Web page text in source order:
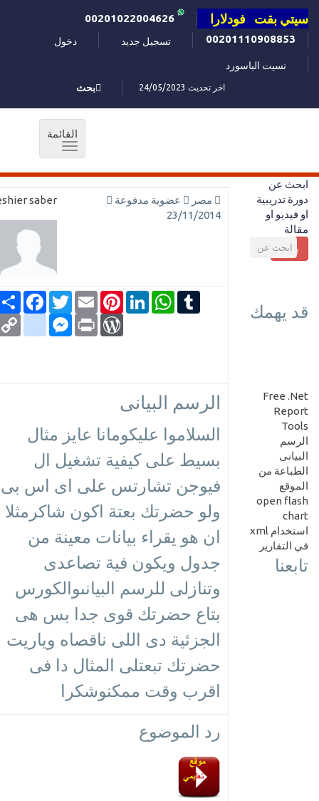
سيتي بقت فودلارا
00201110908853
تسجيل جديد دخول
نسيت الباسورد
اخر تحديث 24/05/2023 بحث
القائمة
Toggle
ابحث عن
دورة تدريبية
او فيديو او
مقالة
بحث
قد يهمك
Free .Net
Report
Tools
الرسم
البيانى
الطباعة من
الموقع
open flash
chart
استخدام xml
في التقارير
تابعنا
saber مصر
عضوية مدفوعة
23/11/2014
انشر TwitterEmail
PinterestLinkedIn
WhatsAppTumblr
Link
Messenger Print
WordPress
الرسم البيانى
السلاموا عليكومانا عايز مثال
بسيط على كيفية تشغيل ال
فيوجن تشارتس على اى اس بى
ولو حضرتك بعتة اكون شاكرمثلا
ان هو يقراء بيانات معينة من
جدول ويكون فية تصاعدى
وتنازلى للرسم البيانىوالكورس
بتاع حضرتك قوى جدا بس هى
الجزئية دى اللى ناقصاه وياريت
حضرتك تبعتلى المثال دا فى
اقرب وقت ممكنوشكرا
رد الموضوع